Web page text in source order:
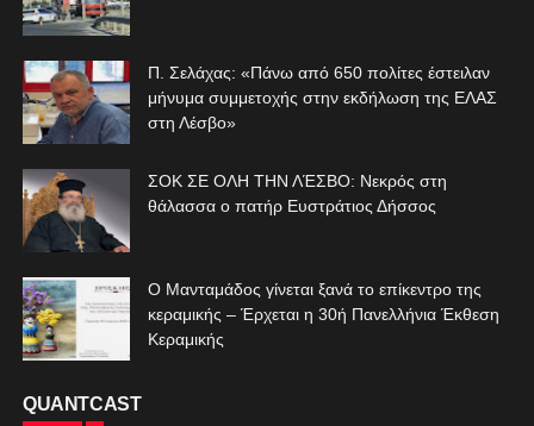
Π. Σελάχας: «Πάνω από 650 πολίτες έστειλαν
μήνυμα συμμετοχής στην εκδήλωση της ΕΛΑΣ
στη Λέσβο»
ΣΟΚ ΣΕ ΟΛΗ ΤΗΝ ΛΈΣΒΟ: Νεκρός στη
θάλασσα ο πατήρ Ευστράτιος Δήσσος
Ο Μανταμάδος γίνεται ξανά το επίκεντρο της
κεραμικής – Έρχεται η 30ή Πανελλήνια Έκθεση
Κεραμικής
QUANTCAST